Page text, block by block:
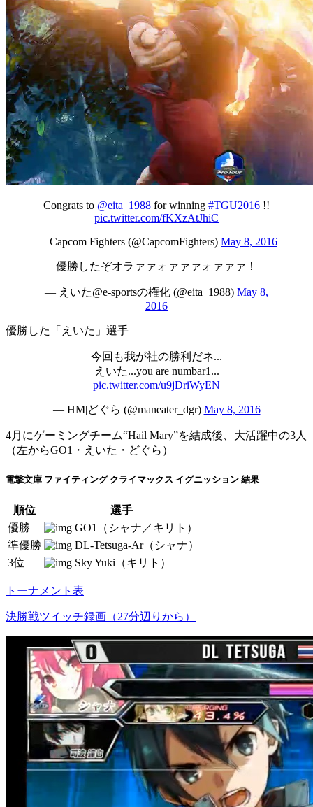
Congrats to @eita_1988 for winning #TGU2016 !!
pic.twitter.com/fKXzAtJhiC
— Capcom Fighters (@CapcomFighters) May 8, 2016
優勝したぞオラァァォァァァォァァァ！
— えいた@e-sportsの権化 (@eita_1988) May 8,
2016
優勝した「えいた」選手
今回も我が社の勝利だネ...
えいた...you are numbar1...
pic.twitter.com/u9jDriWyEN
— HM|どぐら (@maneater_dgr) May 8, 2016
4月にゲーミングチーム“Hail Mary”を結成後、大活躍中の3人
（左からGO1・えいた・どぐら）
電撃文庫 ファイティング クライマックス イグニッション 結果
順位
選手
優勝
GO1（シャナ／キリト）
準優勝
DL-Tetsuga-Ar（シャナ）
3位
Sky Yuki（キリト）
トーナメント表
決勝戦ツイッチ録画（27分辺りから）